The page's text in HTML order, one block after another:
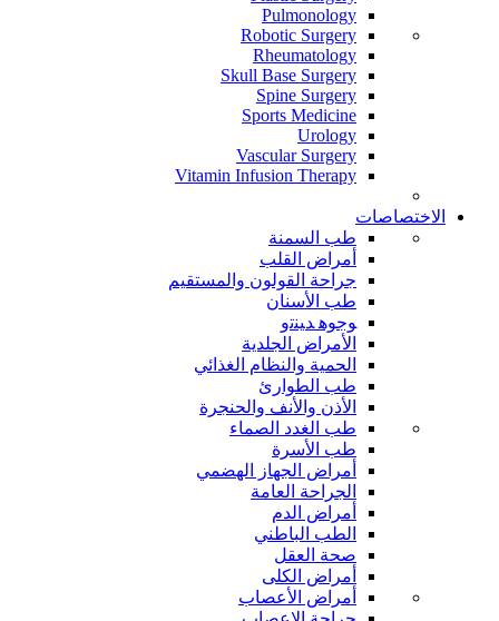
Pulmonology
Robotic Surgery
Rheumatology
Skull Base Surgery
Spine Surgery
Sports Medicine
Urology
Vascular Surgery
Vitamin Infusion Therapy
الاختصاصات
طب السمنة
أمراض القلب
جراحة القولون والمستقيم
طب الأسنان
ﻮﺟﻮﻫ ﺪﻴﻨﺗﻭ
الأمراض الجلدية
الحمية والنظام الغذائي
طب الطوارئ
الأذن والأنف والحنجرة
طب الغدد الصماء
طب الأسرة
أمراض الجهاز الهضمي
الجراحة العامة
أمراض الدم
الطب الباطني
صحة العقل
أمراض الكلى
أمراض الأعصاب